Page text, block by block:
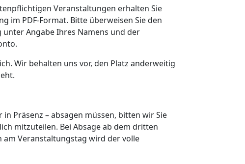
Veranstaltungen erhalten Sie
im PDF-Format. Bitte überweisen Sie den
Angabe Ihres Namens und der
Wir behalten uns vor, den Platz anderweitig
Präsenz – absagen müssen, bitten wir Sie
mitzuteilen. Bei Absage ab dem dritten
Veranstaltungstag wird der volle